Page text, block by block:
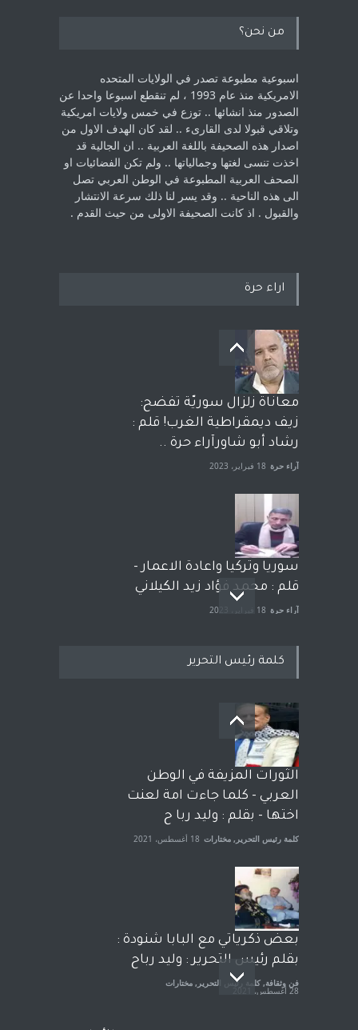
من نحن؟
اسبوعية مطبوعة تصدر في الولايات المتحده
الامريكية منذ عام 1993 ، لم ‏تنقطع اسبوعا واحدا عن
الصدور منذ انشائها .. توزع في خمس ولايات امريكية
‏وتلاقي قبولا لدى القارىء ..‏ لقد كان الهدف الاول من
اصدار هذه الصحيفة باللغة العربية .. ان الجالية قد
اخذت ‏تنسى لغتها وجمالياتها .. ولم تكن الفضائيات او
الصحف العربية المطبوعة في الوطن ‏العربي تصل
الى هذه الناحية .. وقد يسر لنا ذلك سرعة الانتشار
والقبول . اذ كانت ‏الصحيفة الاولى من حيث القدم . ‏
اراء حرة
معاناة زلزال سوريّة تفضح:
زيف ديمقراطية الغرب! قلم :
رشاد أبو شاورآراء حرة ..
آراء حرة 18 فبراير، 2023
سوريا وتركيا واعادة الاعمار -
قلم : محمد فؤاد زيد الكيلاني
آراء حرة 18 فبراير، 2023
بعد معارك قضائية طاحنة كتب
وترافع فيها بنفسه مرة اخرى..
الشيخ طارق يوسف يقهر
الحكومة الأمريكية ، فأعطوه
الجنسية عن يد وهم صاغرون،
آراء حرة مختارات 7 أبريل، 2023
كلمة رئيس التحرير
الثورات المزيفة في الوطن
العربي - كلما جاءت امة لعنت
اختها - بقلم : وليد ربا ح
كلمة رئيس التحرير , مختارات 18 أغسطس، 2021
بعض ذكرياتي مع البابا شنودة :
بقلم رئيس التحرير : وليد رباح
فن وثقافة, كلمة رئيس التحرير , مختارات
28 أغسطس، 2021